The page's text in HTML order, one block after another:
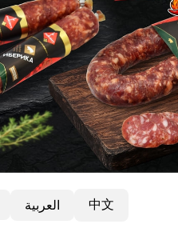
العربية 中文